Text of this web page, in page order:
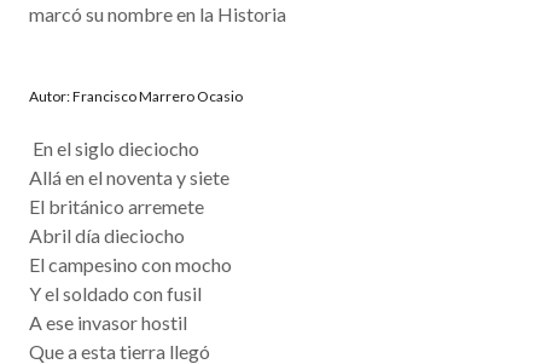
marcó su nombre en la Historia
Autor: Francisco Marrero Ocasio
En el siglo dieciocho
Allá en el noventa y siete
El británico arremete
Abril día dieciocho
El campesino con mocho
Y el soldado con fusil
A ese invasor hostil
Que a esta tierra llegó